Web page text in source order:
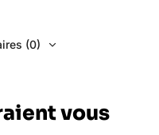
(0)
vous